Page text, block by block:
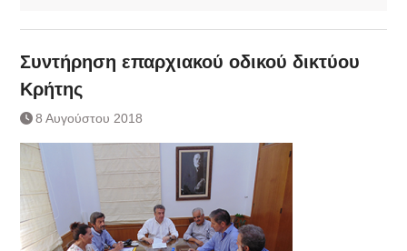
Συντήρηση επαρχιακού οδικού δικτύου
Κρήτης
8 Αυγούστου 2018